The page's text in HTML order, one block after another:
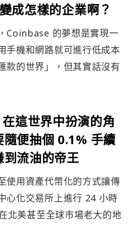
成怎樣的企業啊？
Coinbase 的夢想是實現一
手機和網路就可進行低成本
款的世界」，但其實話沒有
這世界中扮演的角
隨便抽個 0.1% 手續
到流油的帝王
使用資產代幣化的方式讓傳
心化交易所上進行 24 小時
北美甚至全球市場老大的地